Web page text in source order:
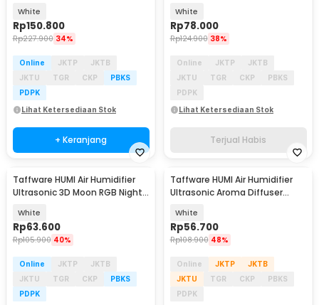
White
Rp150.800
Rp227.900 34%
Online JKTP
JKTB
JKTU
TGR CKP
PBKS
PDPK
Lihat Ketersediaan Stok
+ Keranjang
White
Rp78.000
Rp124.900 38%
Online JKTP
JKTB
JKTU
TGR CKP
PBKS
PDPK
Lihat Ketersediaan Stok
Terjual Habis
Taffware HUMI Air Humidifier
Ultrasonic 3D Moon RGB Night
White
Rp63.600
Rp105.900 40%
Online JKTP
JKTB
JKTU
TGR CKP
PBKS
PDPK
Taffware HUMI Air Humidifier
Ultrasonic Aroma Diffuser
White
Rp56.700
Rp108.900 48%
Online JKTP
JKTB
JKTU
TGR CKP
PBKS
PDPK